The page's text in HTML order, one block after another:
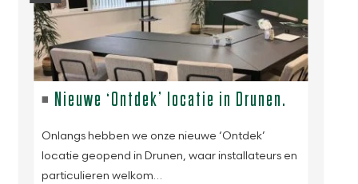
Nieuwe ‘Ontdek’ locatie in Drunen.
Onlangs hebben we onze nieuwe ‘Ontdek’
locatie geopend in Drunen, waar installateurs en
particulieren welkom…